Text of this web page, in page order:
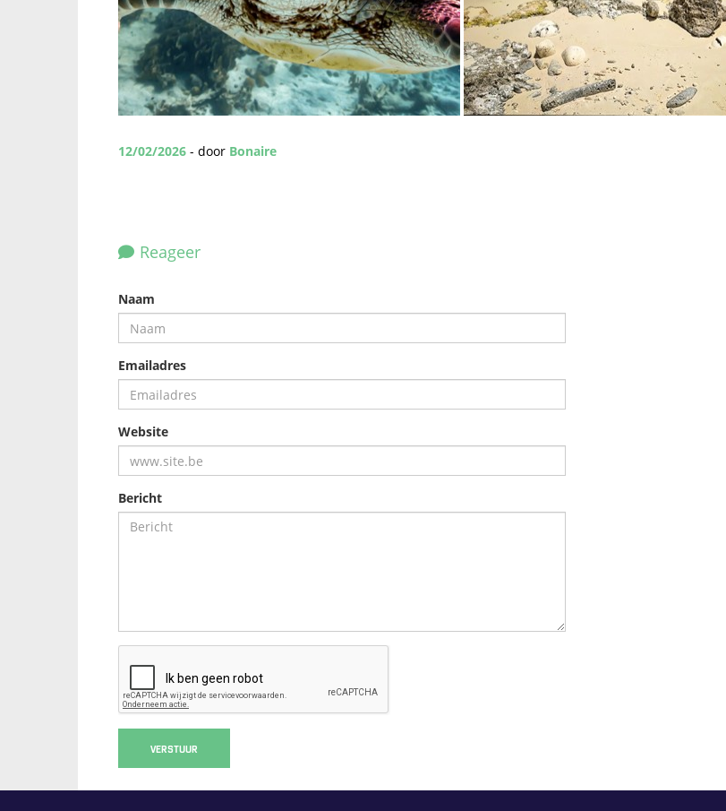
12/02/2026 - door Bonaire
Reageer
Naam
Emailadres
Website
Bericht
VERSTUUR